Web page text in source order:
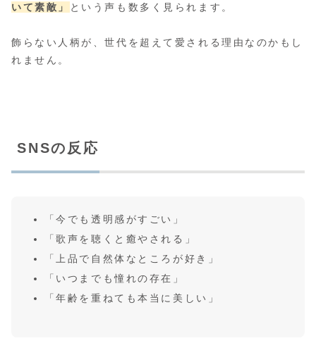
いて素敵」
という声も数多く見られます。
飾らない人柄が、世代を超えて愛される理由なのかもし
れません。
SNSの反応
「今でも透明感がすごい」
「歌声を聴くと癒やされる」
「上品で自然体なところが好き」
「いつまでも憧れの存在」
「年齢を重ねても本当に美しい」